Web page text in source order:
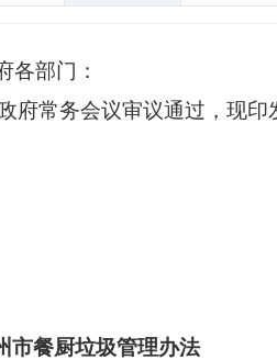
各部门：
常务会议审议通过，现印
市餐厨垃圾管理办法